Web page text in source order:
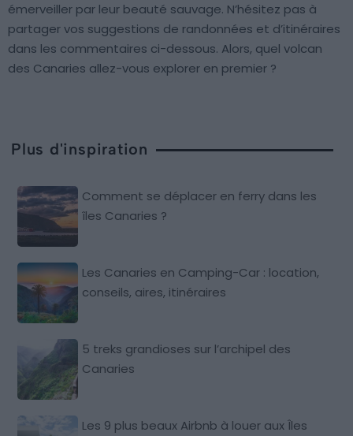
émerveiller par leur beauté sauvage. N’hésitez pas à
partager vos suggestions de randonnées et d’itinéraires
dans les commentaires ci-dessous. Alors, quel volcan
des Canaries allez-vous explorer en premier ?
Plus d'inspiration
Comment se déplacer en ferry dans les
îles Canaries ?
Les Canaries en Camping-Car : location,
conseils, aires, itinéraires
5 treks grandioses sur l’archipel des
Canaries
Les 9 plus beaux Airbnb à louer aux Îles